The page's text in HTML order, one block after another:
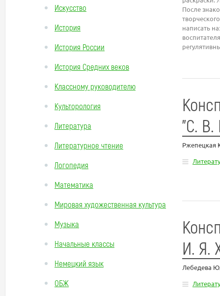
Искусство
История
История России
История Средних веков
Классному руководителю
Культорология
Литература
Литературное чтение
Логопедия
Математика
Мировая художественная культура
Музыка
Начальные классы
Немецкий язык
ОБЖ
После
написать
"С. В.
Ржепецкая
И. Я.
Лебедева